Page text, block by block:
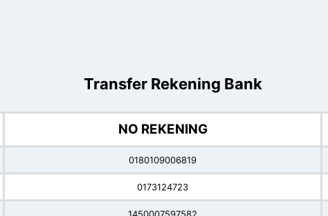
Transfer Rekening Bank
NO REKENING
0180109006819
0173124723
1450007597582